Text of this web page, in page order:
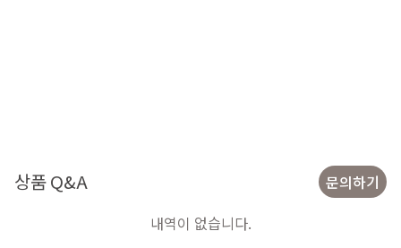
상품 Q&A
문의하기
내역이 없습니다.